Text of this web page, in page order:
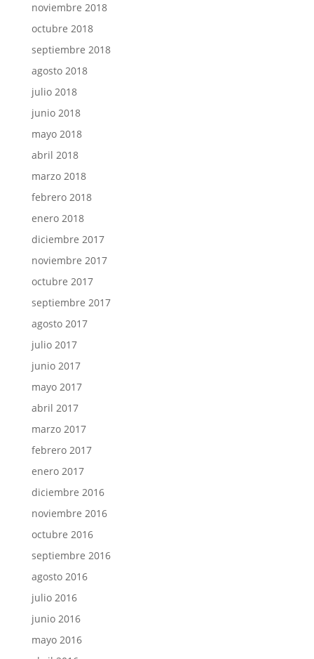
noviembre 2018
octubre 2018
septiembre 2018
agosto 2018
julio 2018
junio 2018
mayo 2018
abril 2018
marzo 2018
febrero 2018
enero 2018
diciembre 2017
noviembre 2017
octubre 2017
septiembre 2017
agosto 2017
julio 2017
junio 2017
mayo 2017
abril 2017
marzo 2017
febrero 2017
enero 2017
diciembre 2016
noviembre 2016
octubre 2016
septiembre 2016
agosto 2016
julio 2016
junio 2016
mayo 2016